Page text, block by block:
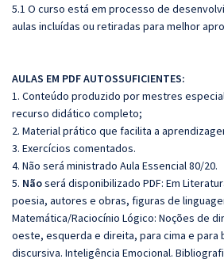
5.1 O curso está em processo de
aulas incluídas ou retiradas para melhor
AULAS EM PDF AUTOSSUFICIENTES:
1. Conteúdo produzido por mestres
recurso didático completo;
2. Material prático que facilita a
3. Exercícios comentados.
4. Não será ministrado Aula Essencial 80/20.
5. Nãoserá disponibilizado PDF: Em
poesia, autores e obras, figuras de
Matemática/Raciocínio Lógico: Noções de
oeste, esquerda e direita, para cima e para
discursiva. Inteligência Emocional.